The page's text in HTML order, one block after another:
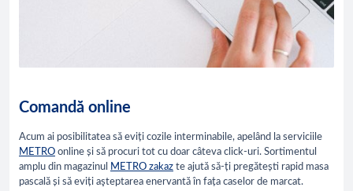
Comandă online
Acum ai posibilitatea să eviți cozile interminabile, apelând la serviciile
METRO online și să procuri tot cu doar câteva click-uri. Sortimentul
amplu din magazinul
METRO zakaz te ajută să-ți pregătești rapid masa
pascală și să eviți aşteptarea enervantă în fața caselor de marcat.